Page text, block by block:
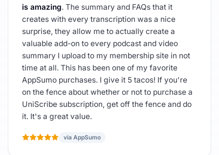
is amazing. The summary and FAQs that it
creates with every transcription was a nice
surprise, they allow me to actually create a
valuable add-on to every podcast and video
summary I upload to my membership site in not
time at all. This has been one of my favorite
AppSumo purchases. I give it 5 tacos! If you're
on the fence about whether or not to purchase a
UniScribe subscription, get off the fence and do
it. It's a great value.
via AppSumo